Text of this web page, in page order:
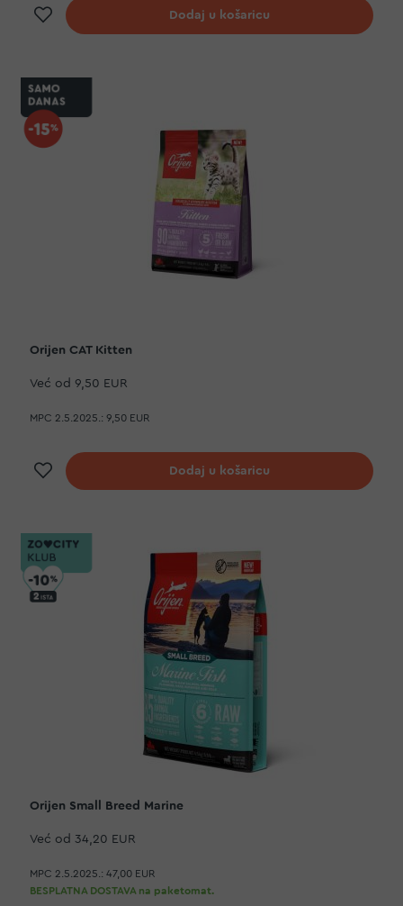
Dodaj na listu želja
Dodaj u košaricu
Orijen CAT Kitten
Već od 9,50 EUR
MPC 2.5.2025.: 9,50 EUR
Dodaj na listu želja
Dodaj u košaricu
Orijen Small Breed Marine
Već od 34,20 EUR
MPC 2.5.2025.: 47,00 EUR
BESPLATNA DOSTAVA na paketomat.